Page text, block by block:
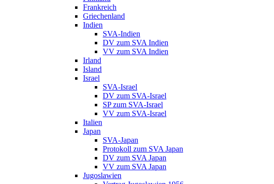
Frankreich
Griechenland
Indien
SVA-Indien
DV zum SVA Indien
VV zum SVA Indien
Irland
Island
Israel
SVA-Israel
DV zum SVA-Israel
SP zum SVA-Israel
VV zum SVA-Israel
Italien
Japan
SVA-Japan
Protokoll zum SVA Japan
DV zum SVA Japan
VV zum SVA Japan
Jugoslawien